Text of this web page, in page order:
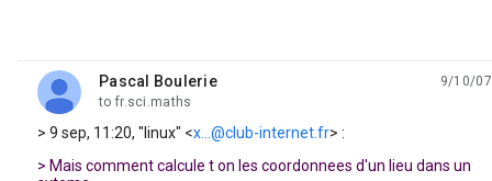
Pascal Boulerie
unread,
9/10/07
to fr.sci.maths
> 9 sep, 11:20, "linux" <x...@club-internet.fr> :
> Mais comment calcule t on les coordonnees d'un lieu dans un